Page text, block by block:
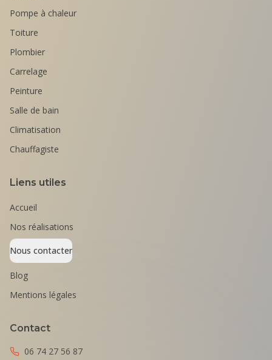
Pompe à chaleur
Toiture
Plombier
Carrelage
Peinture
Salle de bain
Climatisation
Chauffagiste
Liens utiles
Accueil
Nos réalisations
Nous contacter
Blog
Mentions légales
Contact
06 74 27 56 87